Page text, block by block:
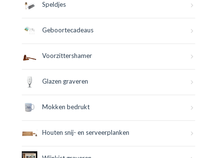
Speldjes
Geboortecadeaus
Voorzittershamer
Glazen graveren
Mokken bedrukt
Houten snij- en serveerplanken